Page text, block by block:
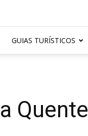
GUIAS TURÍSTICOS
Quente